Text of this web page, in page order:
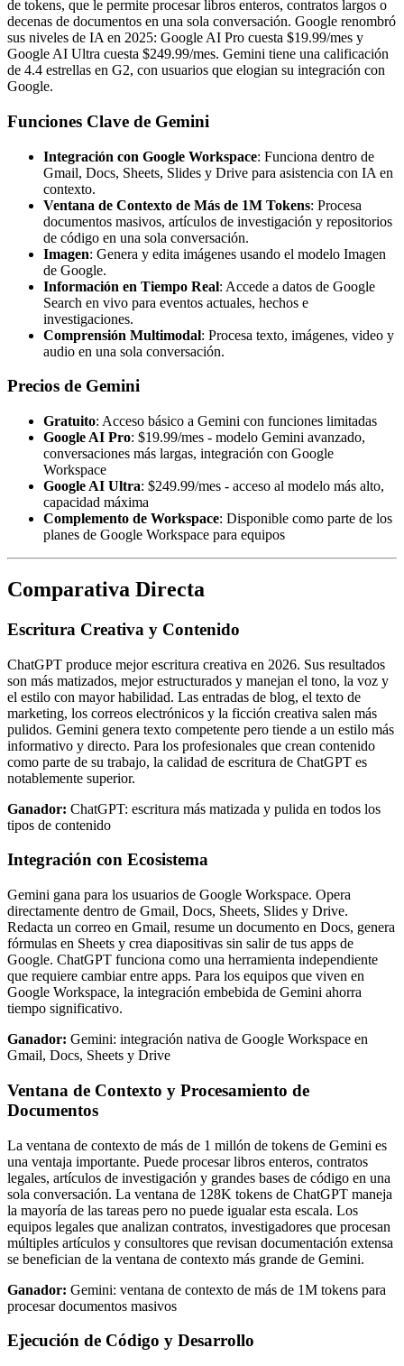
de tokens, que le permite procesar libros enteros, contratos largos o
decenas de documentos en una sola conversación. Google renombró
sus niveles de IA en 2025: Google AI Pro cuesta $19.99/mes y
Google AI Ultra cuesta $249.99/mes. Gemini tiene una calificación
de 4.4 estrellas en G2, con usuarios que elogian su integración con
Google.
Funciones Clave de Gemini
Integración con Google Workspace: Funciona dentro de
Gmail, Docs, Sheets, Slides y Drive para asistencia con IA en
contexto.
Ventana de Contexto de Más de 1M Tokens: Procesa
documentos masivos, artículos de investigación y repositorios
de código en una sola conversación.
Imagen: Genera y edita imágenes usando el modelo Imagen
de Google.
Información en Tiempo Real: Accede a datos de Google
Search en vivo para eventos actuales, hechos e
investigaciones.
Comprensión Multimodal: Procesa texto, imágenes, video y
audio en una sola conversación.
Precios de Gemini
Gratuito: Acceso básico a Gemini con funciones limitadas
Google AI Pro: $19.99/mes - modelo Gemini avanzado,
conversaciones más largas, integración con Google
Workspace
Google AI Ultra: $249.99/mes - acceso al modelo más alto,
capacidad máxima
Complemento de Workspace: Disponible como parte de los
planes de Google Workspace para equipos
Comparativa Directa
Escritura Creativa y Contenido
ChatGPT produce mejor escritura creativa en 2026. Sus resultados
son más matizados, mejor estructurados y manejan el tono, la voz y
el estilo con mayor habilidad. Las entradas de blog, el texto de
marketing, los correos electrónicos y la ficción creativa salen más
pulidos. Gemini genera texto competente pero tiende a un estilo más
informativo y directo. Para los profesionales que crean contenido
como parte de su trabajo, la calidad de escritura de ChatGPT es
notablemente superior.
Ganador: ChatGPT: escritura más matizada y pulida en todos los
tipos de contenido
Integración con Ecosistema
Gemini gana para los usuarios de Google Workspace. Opera
directamente dentro de Gmail, Docs, Sheets, Slides y Drive.
Redacta un correo en Gmail, resume un documento en Docs, genera
fórmulas en Sheets y crea diapositivas sin salir de tus apps de
Google. ChatGPT funciona como una herramienta independiente
que requiere cambiar entre apps. Para los equipos que viven en
Google Workspace, la integración embebida de Gemini ahorra
tiempo significativo.
Ganador: Gemini: integración nativa de Google Workspace en
Gmail, Docs, Sheets y Drive
Ventana de Contexto y Procesamiento de
Documentos
La ventana de contexto de más de 1 millón de tokens de Gemini es
una ventaja importante. Puede procesar libros enteros, contratos
legales, artículos de investigación y grandes bases de código en una
sola conversación. La ventana de 128K tokens de ChatGPT maneja
la mayoría de las tareas pero no puede igualar esta escala. Los
equipos legales que analizan contratos, investigadores que procesan
múltiples artículos y consultores que revisan documentación extensa
se benefician de la ventana de contexto más grande de Gemini.
Ganador: Gemini: ventana de contexto de más de 1M tokens para
procesar documentos masivos
Ejecución de Código y Desarrollo